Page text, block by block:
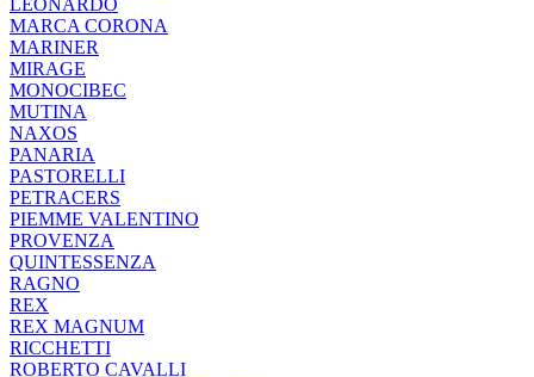
LEONARDO
MARCA CORONA
MARINER
MIRAGE
MONOCIBEC
MUTINA
NAXOS
PANARIA
PASTORELLI
PETRACERS
PIEMME VALENTINO
PROVENZA
QUINTESSENZA
RAGNO
REX
REX MAGNUM
RICCHETTI
ROBERTO CAVALLI